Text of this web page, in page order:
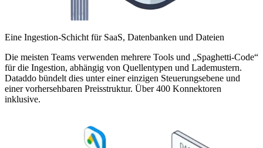
Eine Ingestion-Schicht für SaaS, Datenbanken und Dateien
Die meisten Teams verwenden mehrere Tools und „Spaghetti-Code“
für die Ingestion, abhängig von Quellentypen und Lademustern.
Dataddo bündelt dies unter einer einzigen Steuerungsebene und
einer vorhersehbaren Preisstruktur. Über 400 Konnektoren
inklusive.